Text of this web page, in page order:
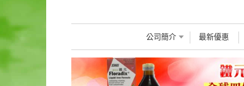
公司簡介 最新優惠